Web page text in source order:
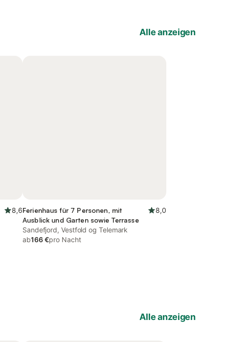
Alle anzeigen
8,6Ferienhaus für 7 Personen, mit
Ausblick und Garten sowie Terrasse
8,0
Sandefjord, Vestfold og Telemark
ab166 €pro Nacht
Alle anzeigen